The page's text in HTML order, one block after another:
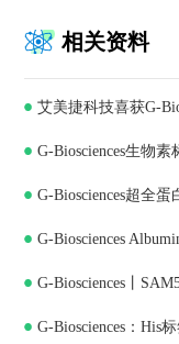
相关资料
艾美捷科技喜获G-
G-Biosciences生物
G-Biosciences超全
G-Biosciences
G-Biosciences丨
盒
G-Biosciences：His